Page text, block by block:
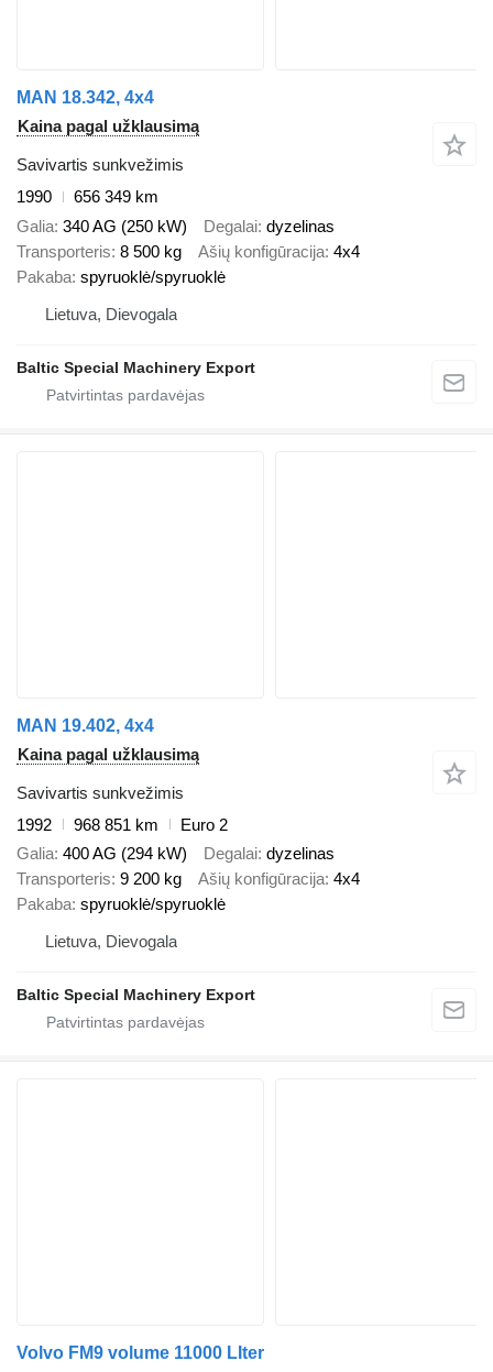
MAN 18.342, 4x4
Kaina pagal užklausimą
Savivartis sunkvežimis
1990
656 349 km
Galia 340 AG (250 kW) Degalai dyzelinas
Transporteris 8 500 kg Ašių konfigūracija 4x4
Pakaba spyruoklė/spyruoklė
Lietuva, Dievogala
Baltic Special Machinery Export
MAN 19.402, 4x4
Kaina pagal užklausimą
Savivartis sunkvežimis
1992
968 851 km
Euro 2
Galia 400 AG (294 kW) Degalai dyzelinas
Transporteris 9 200 kg Ašių konfigūracija 4x4
Pakaba spyruoklė/spyruoklė
Lietuva, Dievogala
Baltic Special Machinery Export
Volvo FM9 volume 11000 LIter